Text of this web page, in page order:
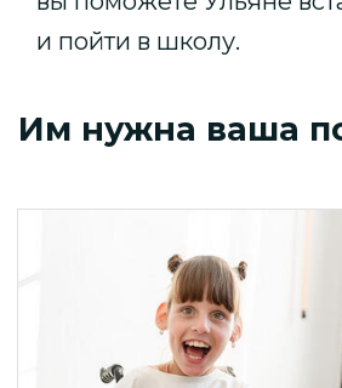
и пойти в школу.
Им нужна ваша